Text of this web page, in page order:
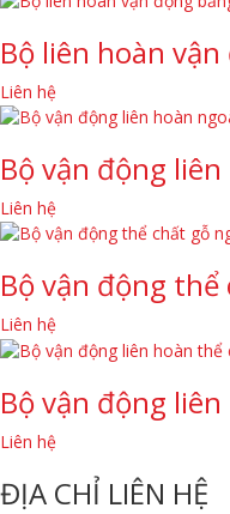
Bộ liên hoàn
Liên hệ
Bộ vận động
Liên hệ
Bộ vận động
Liên hệ
Bộ vận động
Liên hệ
ĐỊA CHỈ LIÊN HỆ